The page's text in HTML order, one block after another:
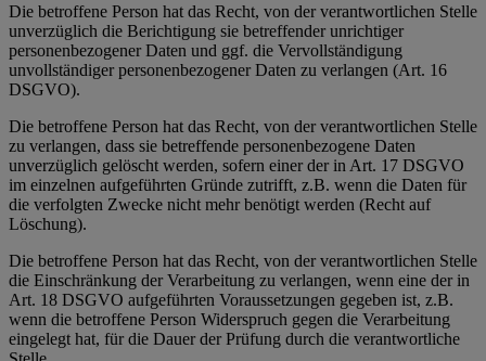
Die betroffene Person hat das Recht, von der verantwortlichen Stelle
unverzüglich die Berichtigung sie betreffender unrichtiger
personenbezogener Daten und ggf. die Vervollständigung
unvollständiger personenbezogener Daten zu verlangen (Art. 16
DSGVO).
Die betroffene Person hat das Recht, von der verantwortlichen Stelle
zu verlangen, dass sie betreffende personenbezogene Daten
unverzüglich gelöscht werden, sofern einer der in Art. 17 DSGVO
im einzelnen aufgeführten Gründe zutrifft, z.B. wenn die Daten für
die verfolgten Zwecke nicht mehr benötigt werden (Recht auf
Löschung).
Die betroffene Person hat das Recht, von der verantwortlichen Stelle
die Einschränkung der Verarbeitung zu verlangen, wenn eine der in
Art. 18 DSGVO aufgeführten Voraussetzungen gegeben ist, z.B.
wenn die betroffene Person Widerspruch gegen die Verarbeitung
eingelegt hat, für die Dauer der Prüfung durch die verantwortliche